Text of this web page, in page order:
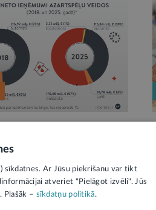
Latvijas azartspēļu
Finanses
sīkdatnes. Ar Jūsu piekrišanu var tikt
atveriet "Pielāgot izvēli". Jūs
Plašāk – sīkdatņu politikā.